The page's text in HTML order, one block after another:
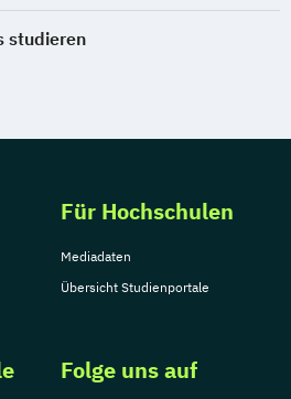
studieren
Für Hochschulen
Mediadaten
Übersicht Studienportale
Folge uns auf